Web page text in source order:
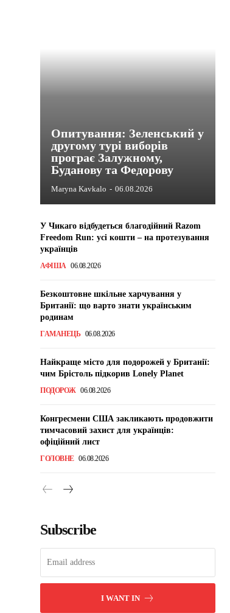
Опитування: Зеленський у
другому турі виборів
програє Залужному,
Буданову та Федорову
Maryna Kavkalo - 06.08.2026
У Чикаго відбудеться благодійний Razom
Freedom Run: усі кошти – на протезування
українців
АФІША 06.08.2026
Безкоштовне шкільне харчування у
Британії: що варто знати українським
родинам
ГАМАНЕЦЬ 06.08.2026
Найкраще місто для подорожей у Британії:
чим Брістоль підкорив Lonely Planet
ПОДОРОЖ 06.08.2026
Конгресмени США закликають продовжити
тимчасовий захист для українців:
офіційний лист
ГОЛОВНЕ 06.08.2026
Subscribe
I WANT IN